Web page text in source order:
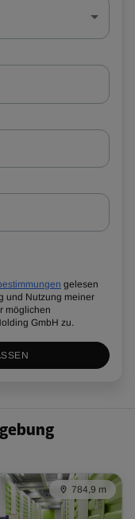
gelesen
und Nutzung meiner
möglichen
GmbH zu.
784,9 m